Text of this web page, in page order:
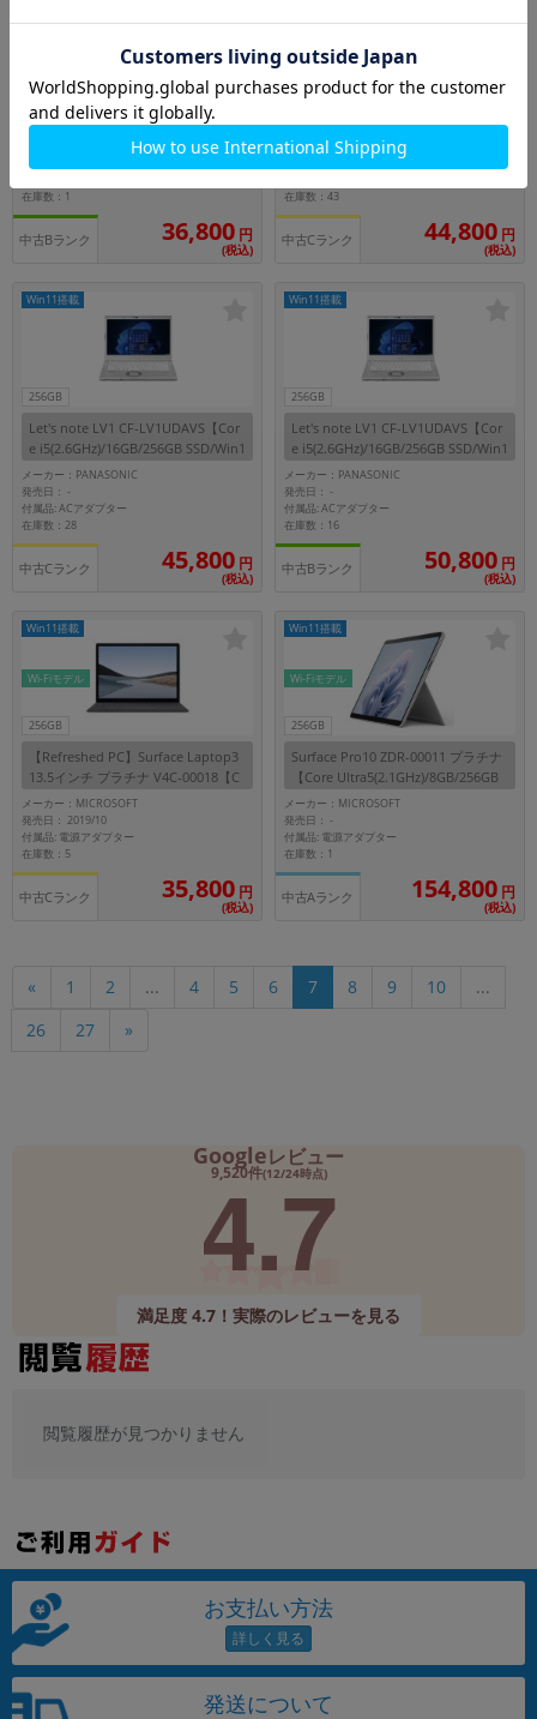
ThinkPad X13 Gen1 20T3S7EL00【C
ore i5(1.7GHz)/8GB/256GB SSD/Win
発売日：
在庫数：1
中古Bランク 36,800 円
(税込)
256GB
Wi-Fiモデル
Surface Pro7+ 1NA-00013 プラチナ
Win11Pro】
メーカー：MICROSOFT
在庫数：43
中古Cランク 44,800 円
(税込)
256GB
Win11搭載
Let's note LV1 CF-LV1UDAVS【Cor
e i5(2.6GHz)/16GB/256GB SSD/Win1
1Pro】
メーカー：PANASONIC
発売日：-
付属品: ACアダプター
在庫数：28
中古Cランク 45,800 円
(税込)
256GB
Win11搭載
Let's note LV1 CF-LV1UDAVS【Cor
e i5(2.6GHz)/16GB/256GB SSD/Win1
1Pro】
メーカー：PANASONIC
発売日：-
付属品: ACアダプター
在庫数：16
中古Bランク 50,800 円
(税込)
256GB
Wi-Fiモデル
Win11搭載
【Refreshed PC】Surface Laptop3
13.5インチ プラチナ V4C-00018【C
orei5(1.2GHz)/8GB/256GB SSD/Win
11Pro】
メーカー：MICROSOFT
発売日： 2019/10
付属品: 電源アダプター
在庫数：5
中古Cランク 35,800 円
(税込)
256GB
Wi-Fiモデル
Win11搭載
Surface Pro10 ZDR-00011 プラチナ
【Core Ultra5(2.1GHz)/8GB/256GB
SSD/Win11Pro】
メーカー：MICROSOFT
発売日：-
付属品: 電源アダプター
在庫数：1
中古Aランク 154,800 円
(税込)
« 1 2 ... 4 5 6 7 8 9 10 ...
26 27 »
Googleレビュー
9,520件(12/24時点)
4.7
満足度 4.7！実際のレビューを見る
閲覧履歴が見つかりません
お支払い方法
発送について